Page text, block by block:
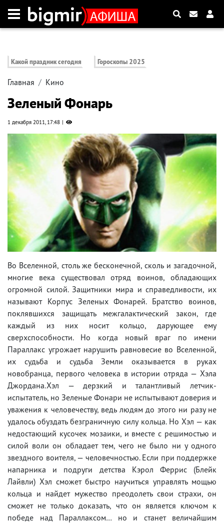
Какой праздник сегодня Гороскопы 2025
Главная Кино
Зеленый Фонарь
1 декабря 2011, 17:48
Во Вселенной, столь же бесконечной, сколь и загадочной,
многие века существовал отряд воинов, обладающих
огромной силой. Защитники мира и справедливости, их
называют Корпус Зеленых Фонарей. Братство воинов,
поклявшихся защищать межгалактический закон, где
каждый из них носит кольцо, дарующее ему
сверхспособности. Но когда новый враг по имени
Параллакс угрожает нарушить равновесие во Вселенной,
их судьба и судьба Земли оказывается в руках
новобранца, первого человека в истории отряда — Хэла
Джордана.Хэл — дерзкий и талантливый летчик-
испытатель, но Зеленые Фонари не испытывают доверия и
уважения к человечеству, ведь людям до этого ни разу не
удалось обуздать безграничную силу кольца. Но Хэл — как
недостающий кусочек мозаики, и вместе с решимостью и
силой воли он обладает тем, чего не было ни у одного
звездного воителя, — человечностью. Если при поддержке
напарника и подруги детства Кэрол Феррис (Блейк
Лайвли) Хэл сможет быстро научиться управлять мощью
кольца и найдет мужество преодолеть свои страхи, он
сможет не только доказать, что он является ключом к
победе над Параллаксом… но и станет величайшим